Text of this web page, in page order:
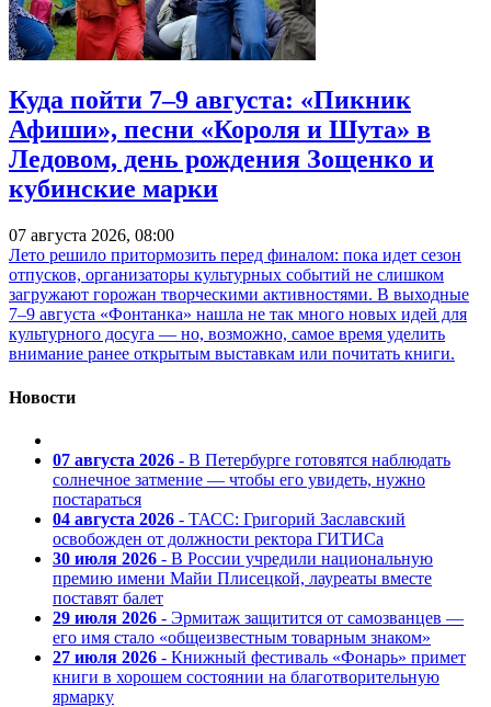
Куда пойти 7–9 августа: «Пикник
Афиши», песни «Короля и Шута» в
Ледовом, день рождения Зощенко и
кубинские марки
07 августа 2026, 08:00
Лето решило притормозить перед финалом: пока идет сезон
отпусков, организаторы культурных событий не слишком
загружают горожан творческими активностями. В выходные
7–9 августа «Фонтанка» нашла не так много новых идей для
культурного досуга — но, возможно, самое время уделить
внимание ранее открытым выставкам или почитать книги.
Новости
07 августа 2026 - В Петербурге готовятся наблюдать
солнечное затмение — чтобы его увидеть, нужно
постараться
04 августа 2026 - ТАСС: Григорий Заславский
освобожден от должности ректора ГИТИСа
30 июля 2026 - В России учредили национальную
премию имени Майи Плисецкой, лауреаты вместе
поставят балет
29 июля 2026 - Эрмитаж защитится от самозванцев —
его имя стало «общеизвестным товарным знаком»
27 июля 2026 - Книжный фестиваль «Фонарь» примет
книги в хорошем состоянии на благотворительную
ярмарку